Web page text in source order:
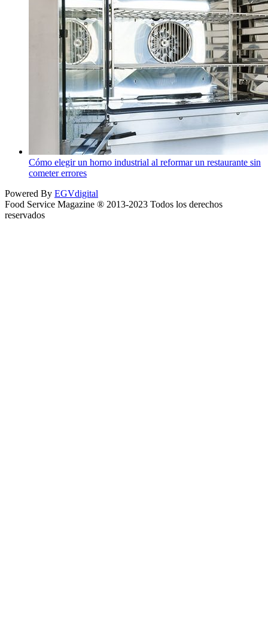
Cómo elegir un horno industrial al reformar un restaurante sin
cometer errores
Powered By EGVdigital
Food Service Magazine ® 2013-2023 Todos los derechos
reservados